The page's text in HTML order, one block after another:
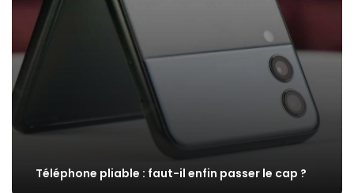
Téléphone pliable : faut-il enfin passer le cap ?